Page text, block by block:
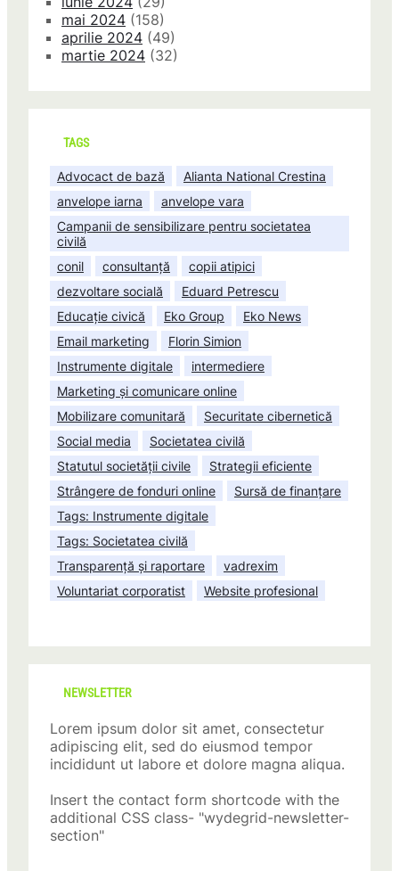
mai 2024 (158)
aprilie 2024 (49)
martie 2024 (32)
TAGS
Advocact de bază
Alianta National Crestina
anvelope iarna
anvelope vara
Campanii de sensibilizare pentru societatea
civilă
conil
consultanță
copii atipici
dezvoltare socială
Eduard Petrescu
Educație civică
Eko Group
Eko News
Email marketing
Florin Simion
Instrumente digitale
intermediere
Marketing și comunicare online
Mobilizare comunitară
Securitate cibernetică
Social media
Societatea civilă
Statutul societății civile
Strategii eficiente
Strângere de fonduri online
Sursă de finanțare
Tags: Instrumente digitale
Tags: Societatea civilă
Transparență și raportare
vadrexim
Voluntariat corporatist
Website profesional
NEWSLETTER
Lorem ipsum dolor sit amet, consectetur
adipiscing elit, sed do eiusmod tempor
incididunt ut labore et dolore magna aliqua.
Insert the contact form shortcode with the
additional CSS class- "wydegrid-newsletter-
section"